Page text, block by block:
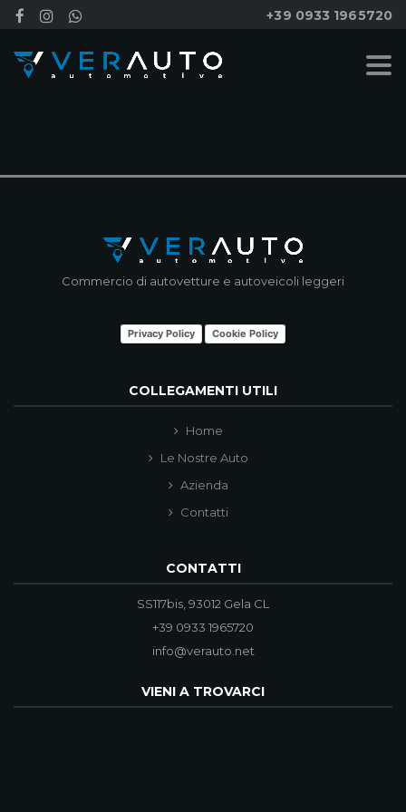
+39 0933 1965720
Commercio di autovetture e autoveicoli leggeri
Privacy Policy Cookie Policy
COLLEGAMENTI UTILI
Home
Le Nostre Auto
Azienda
Contatti
CONTATTI
SS117bis, 93012 Gela CL
+39 0933 1965720
info@verauto.net
VIENI A TROVARCI